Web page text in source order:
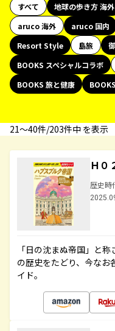
すべて 地球の歩き方 海外
aruco 海外
aruco 国内
Resort Style
島旅
BOOKS スペシャルコラボ
BOOKS 旅と健康
21〜40件/203件中 を表示
Ｈ０
歴史時
「日の沈まぬ帝国」と
の歴史をたどり、今な
イド。